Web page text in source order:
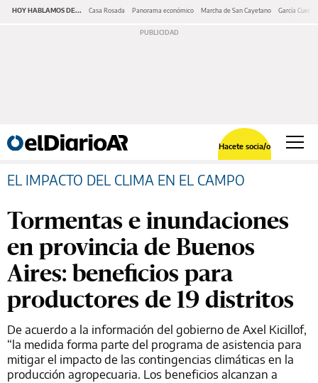
HOY HABLAMOS DE... Casa Rosada Panorama económico Marcha de San Cayetano García Cuerva
Hacete socia/o
EL IMPACTO DEL CLIMA EN EL CAMPO
Tormentas e inundaciones
en provincia de Buenos
Aires: beneficios para
productores de 19 distritos
De acuerdo a la información del gobierno de Axel Kicillof,
“la medida forma parte del programa de asistencia para
mitigar el impacto de las contingencias climáticas en la
producción agropecuaria. Los beneficios alcanzan a